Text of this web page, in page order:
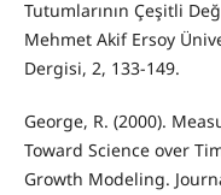
Tutumlarının Çeşitli
Mehmet Akif Ersoy
Dergisi, 2, 133-149.
George, R. (2000).
Toward Science over
Growth Modeling.